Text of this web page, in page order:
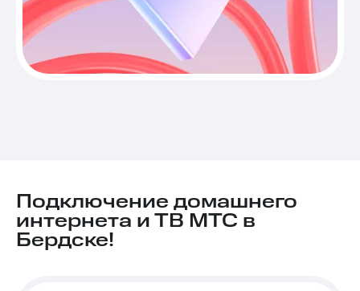
Подключение домашнего
интернета и ТВ МТС в
Бердске!